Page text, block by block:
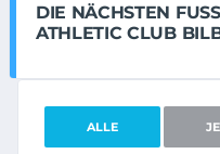
DIE NÄCHSTEN
THLETIC CLUB
ALLE